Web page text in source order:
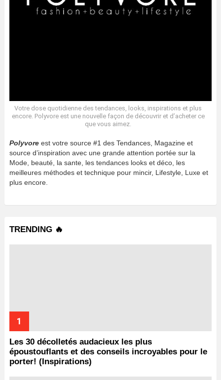
Votre dose quotidienne des tendances, looks, inspirations et plus
encore. Polyvore est une nouvelle façon de découvrir et d’acheter ce
que vous aimez.
Polyvore est votre source #1 des Tendances, Magazine et
source d’inspiration avec une grande attention portée sur la
Mode, beauté, la sante, les tendances looks et déco, les
meilleures méthodes et technique pour mincir, Lifestyle, Luxe et
plus encore.
TRENDING 🔥
Les 30 décolletés audacieux les plus
époustouflants et des conseils incroyables pour le
porter! (Inspirations)